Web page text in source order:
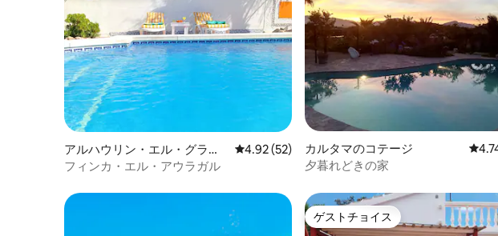
アルハウリン・エル・グラン
デのコテージ
レビュー52件、5つ星中4.92つ星の平均評価
4.92 (52)
フィンカ・エル・アウラガル
カルタマのコテージ レビ
夕暮れどきの家
ゲストチョイス
ゲストチョイス